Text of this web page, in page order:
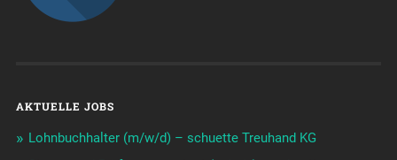
AKTUELLE JOBS
Lohnbuchhalter (m/w/d) – schuette Treuhand KG